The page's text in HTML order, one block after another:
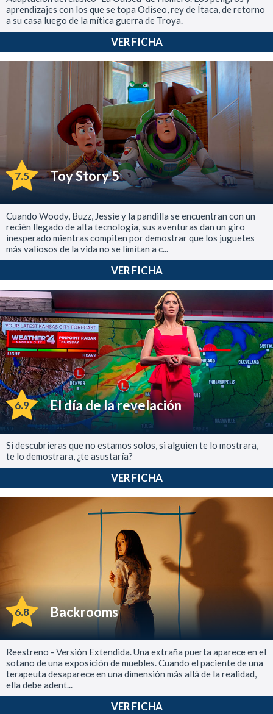
aprendizajes con los que se topa Odiseo, rey de Ítaca, de retorno
a su casa luego de la mítica guerra de Troya.
VER FICHA
7.5 Toy Story 5
Cuando Woody, Buzz, Jessie y la pandilla se encuentran con un
recién llegado de alta tecnología, sus aventuras dan un giro
inesperado mientras compiten por demostrar que los juguetes
más valiosos de la vida no se limitan a c...
VER FICHA
6.9 El día de la revelación
Si descubrieras que no estamos solos, si alguien te lo mostrara,
te lo demostrara, ¿te asustaría?
VER FICHA
6.8 Backrooms
Reestreno - Versión Extendida. Una extraña puerta aparece en el
sotano de una exposición de muebles. Cuando el paciente de una
terapeuta desaparece en una dimensión más allá de la realidad,
ella debe adent...
VER FICHA